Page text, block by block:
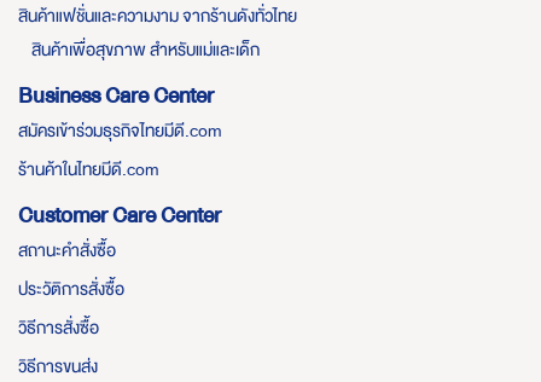
สินค้าแฟชั่นและความงาม จากร้านดังทั่วไทย
สินค้าเพื่อสุขภาพ สำหรับแม่และเด็ก
Business Care Center
สมัครเข้าร่วมธุรกิจไทยมีดี.com
ร้านค้าในไทยมีดี.com
Customer Care Center
สถานะคำสั่งซื้อ
ประวัติการสั่งซื้อ
วิธีการสั่งซื้อ
วิธีการขนส่ง